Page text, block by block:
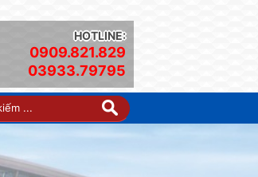
HOTLINE:
0909.821.829
03933.79795